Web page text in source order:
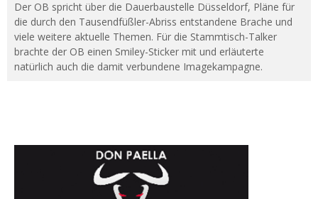
Der OB spricht über die Dauerbaustelle Düsseldorf, Pläne für
die durch den Tausendfüßler-Abriss entstandene Brache und
viele weitere aktuelle Themen. Für die Stammtisch-Talker
brachte der OB einen Smiley-Sticker mit und erläuterte
natürlich auch die damit verbundene Imagekampagne.